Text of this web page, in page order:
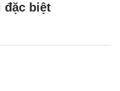
đặc biệt